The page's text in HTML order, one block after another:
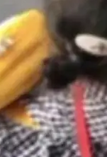
一
已
模
AI
据
公
工
在
、
行
是
，
。
D
他